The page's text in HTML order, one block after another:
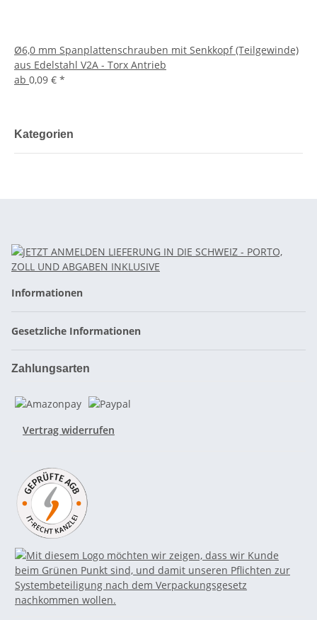
Ø6,0 mm Spanplattenschrauben mit Senkkopf (Teilgewinde)
aus Edelstahl V2A - Torx Antrieb
ab 0,09 € *
Kategorien
Informationen
Gesetzliche Informationen
Zahlungsarten
Vertrag widerrufen